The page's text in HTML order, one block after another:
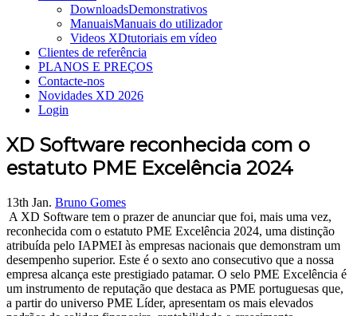
DownloadsDemonstrativos
ManuaisManuais do utilizador
Videos XDtutoriais em vídeo
Clientes de referência
PLANOS E PREÇOS
Contacte-nos
Novidades XD 2026
Login
XD Software reconhecida com o
estatuto PME Excelência 2024
13th Jan. Bruno Gomes
A XD Software tem o prazer de anunciar que foi, mais uma vez,
reconhecida com o estatuto PME Excelência 2024, uma distinção
atribuída pelo IAPMEI às empresas nacionais que demonstram um
desempenho superior. Este é o sexto ano consecutivo que a nossa
empresa alcança este prestigiado patamar. O selo PME Excelência é
um instrumento de reputação que destaca as PME portuguesas que,
a partir do universo PME Líder, apresentam os mais elevados